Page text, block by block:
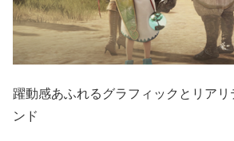
躍動感あふれるグラフィックとリア
ンド